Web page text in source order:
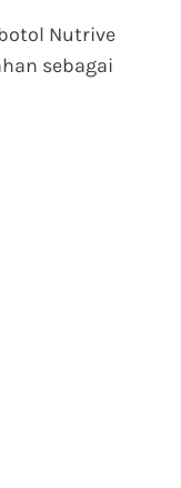
Nutrive
sebagai